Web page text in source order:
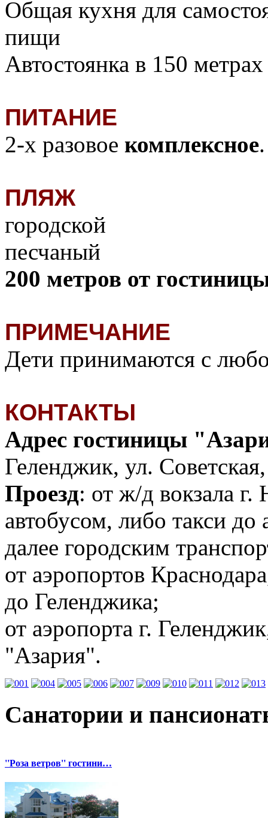
Общая кухня для
пищи
Автостоянка в 150
ПИТАНИЕ
2-х разовое комплексное.
ПЛЯЖ
городской
песчаный
200 метров от
ПРИМЕЧАНИЕ
Дети принимаются с
КОНТАКТЫ
Адрес гостиницы
Геленджик, ул.
Проезд: от ж/д вокзала
автобусом, либо такси до
далее городским
от аэропортов
до Геленджика;
от аэропорта г.
"Азария".
Санатории и
''Роза ветров'' гостини…